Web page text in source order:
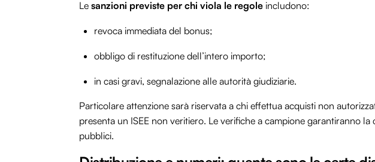
Le sanzioni previste per chi viola le regole includono:
revoca immediata del bonus;
obbligo di restituzione dell’intero importo;
in casi gravi, segnalazione alle autorità giudiziarie.
Particolare attenzione sarà riservata a chi effettua acquisti non
presenta un ISEE non veritiero. Le verifiche a campione garantiranno
pubblici.